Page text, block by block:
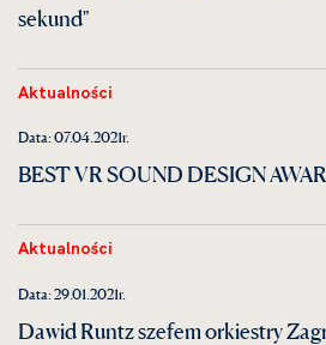
sekund"
Aktualności
Data: 07.04.2021r.
BEST VR SOUND DESIGN
Aktualności
Data: 29.01.2021r.
Dawid Runtz szefem orkiestry